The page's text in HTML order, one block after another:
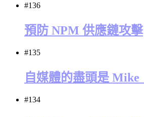
#136
預防 NPM 供應鏈攻擊
#135
自媒體的盡頭是 Mike
#134